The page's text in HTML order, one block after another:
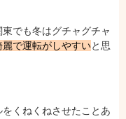
でも冬はグチャグチャ
麗で運転がしやすいと思
くねくねさせたことあ